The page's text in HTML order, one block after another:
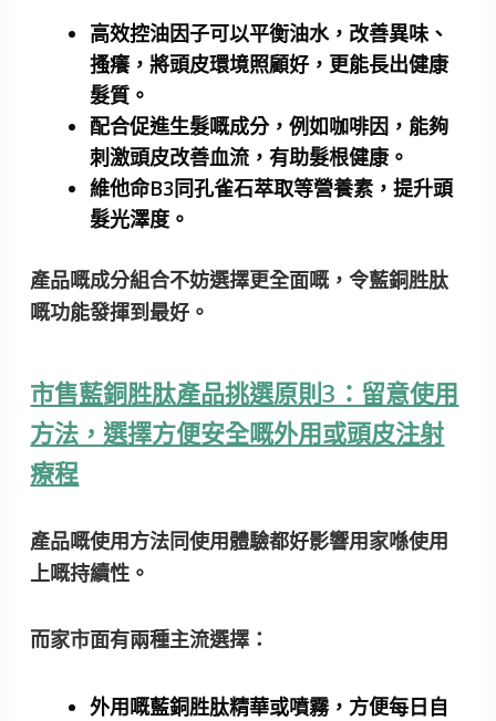
高效控油因子可以平衡油水，改善異味、
搔癢，將頭皮環境照顧好，更能長出健康
髮質。
配合促進生髮嘅成分，例如咖啡因，能夠
刺激頭皮改善血流，有助髮根健康。
維他命B3同孔雀石萃取等營養素，提升頭
髮光澤度。
產品嘅成分組合不妨選擇更全面嘅，令藍銅胜肽
嘅功能發揮到最好。
市售藍銅胜肽產品挑選原則3：留意使用
方法，選擇方便安全嘅外用或頭皮注射
療程
產品嘅使用方法同使用體驗都好影響用家喺使用
上嘅持續性。
而家市面有兩種主流選擇：
外用嘅藍銅胜肽精華或噴霧，方便每日自